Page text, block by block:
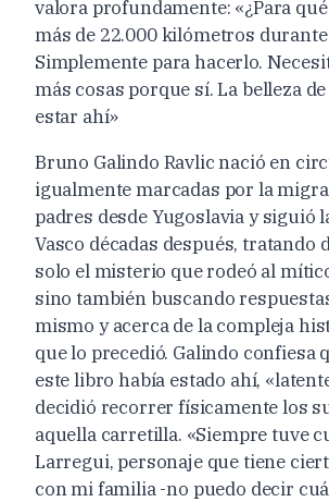
valora profundamente: «¿Para
más de 22.000 kilómetros
Simplemente para hacerlo.
más cosas porque sí. La belleza
estar ahí»
Bruno Galindo Ravlic nació en
igualmente marcadas por la
padres desde Yugoslavia y siguió
Vasco décadas después, tratando
solo el misterio que rodeó al
sino también buscando
mismo y acerca de la compleja
que lo precedió. Galindo confiesa
este libro había estado ahí,
decidió recorrer físicamente los
aquella carretilla. «Siempre tuve
Larregui, personaje que tiene
con mi familia -no puedo decir